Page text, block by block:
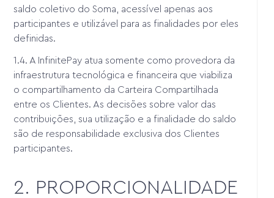
saldo coletivo do Soma, acessível apenas aos
participantes e utilizável para as finalidades por eles
definidas.
1.4. A InfinitePay atua somente como provedora da
infraestrutura tecnológica e financeira que viabiliza
o compartilhamento da Carteira Compartilhada
entre os Clientes. As decisões sobre valor das
contribuições, sua utilização e a finalidade do saldo
são de responsabilidade exclusiva dos Clientes
participantes.
2. PROPORCIONALIDADE